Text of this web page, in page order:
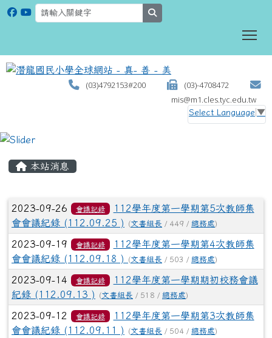
(03)4792153#200
(03)-4708472
mis@m1.cles.tyc.edu.tw
Select Language ▼
本站消息
文章列表
2023-09-26 會議記錄
112學年度第一學期第5次教師集
會會議紀錄 (112.09.25 )
(文書組長 / 449 / 總務處)
2023-09-19 會議記錄
112學年度第一學期第4次教師集
會會議紀錄 (112.09.18 )
(文書組長 / 503 / 總務處)
2023-09-14 會議記錄
112學年度第一學期期初校務會議
紀錄 (112.09.13 )
(文書組長 / 518 / 總務處)
2023-09-12 會議記錄
112學年度第一學期第3次教師集
會會議紀錄 (112.09.11 )
(文書組長 / 504 / 總務處)